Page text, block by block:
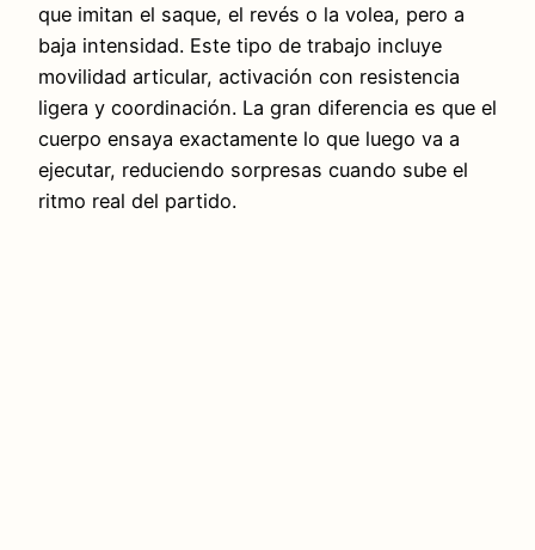
que imitan el saque, el revés o la volea, pero a
baja intensidad. Este tipo de trabajo incluye
movilidad articular, activación con resistencia
ligera y coordinación. La gran diferencia es que el
cuerpo ensaya exactamente lo que luego va a
ejecutar, reduciendo sorpresas cuando sube el
ritmo real del partido.